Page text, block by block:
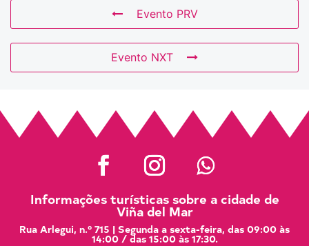
Evento PRV
Evento NXT
Informações turísticas sobre a cidade de
Viña del Mar
Rua Arlegui, n.º 715 | Segunda a sexta-feira, das 09:00 às
14:00 / das 15:00 às 17:30.